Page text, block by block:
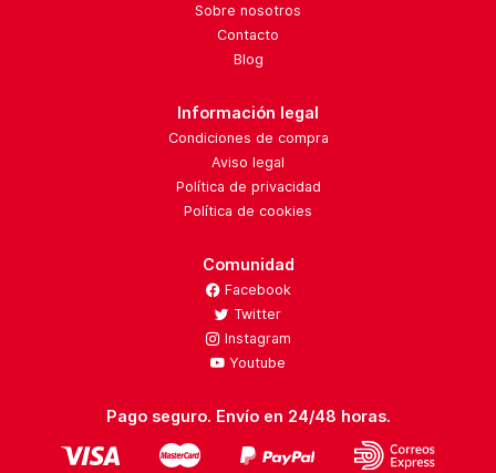
Sobre nosotros
Contacto
Blog
Información legal
Condiciones de compra
Aviso legal
Política de privacidad
Política de cookies
Comunidad
Facebook
Twitter
Instagram
Youtube
Pago seguro. Envío en 24/48 horas.